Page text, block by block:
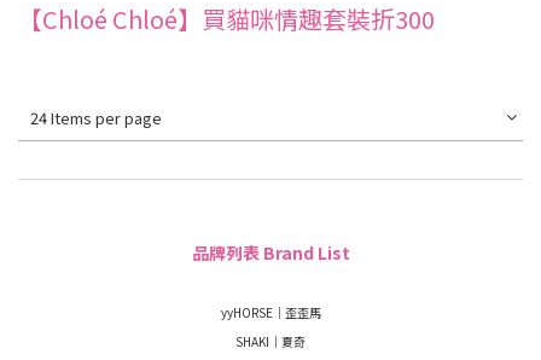
【Chloé Chloé】買貓咪情趣套裝折300
24 Items per page
品牌列表 Brand List
yyHORSE｜歪歪馬
SHAKI｜夏奇